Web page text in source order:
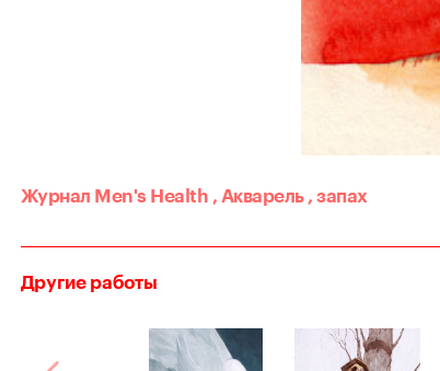
Журнал Men's Health , Акварель ,запах
Другие работы